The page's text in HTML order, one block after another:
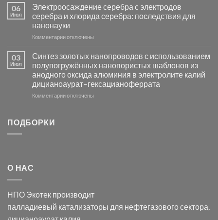
группы
фотокаталитической
активности
Хлорида
Серебра-
в
видимом
свете
с
помощью
модификации
06
Июл
Электроосаждение серебра с электродов
серебра и хлорида серебра: последствия для
нанонауки
Комментариик
серебра
с
электродов
серебра
и
отключены
03
Июл
Синтез золотых нанопроводов с использованием
полупогружённых нанопористых шаблонов из
анодного оксида алюминия в электролите калий
дицианоаурат–гексацианоферрата
Комментариик
оксида
в
отключены
ПОДБОРКИ
О НАС
НПО Экотек производит
палладиевый катализаторы для нефтегазового сектора,